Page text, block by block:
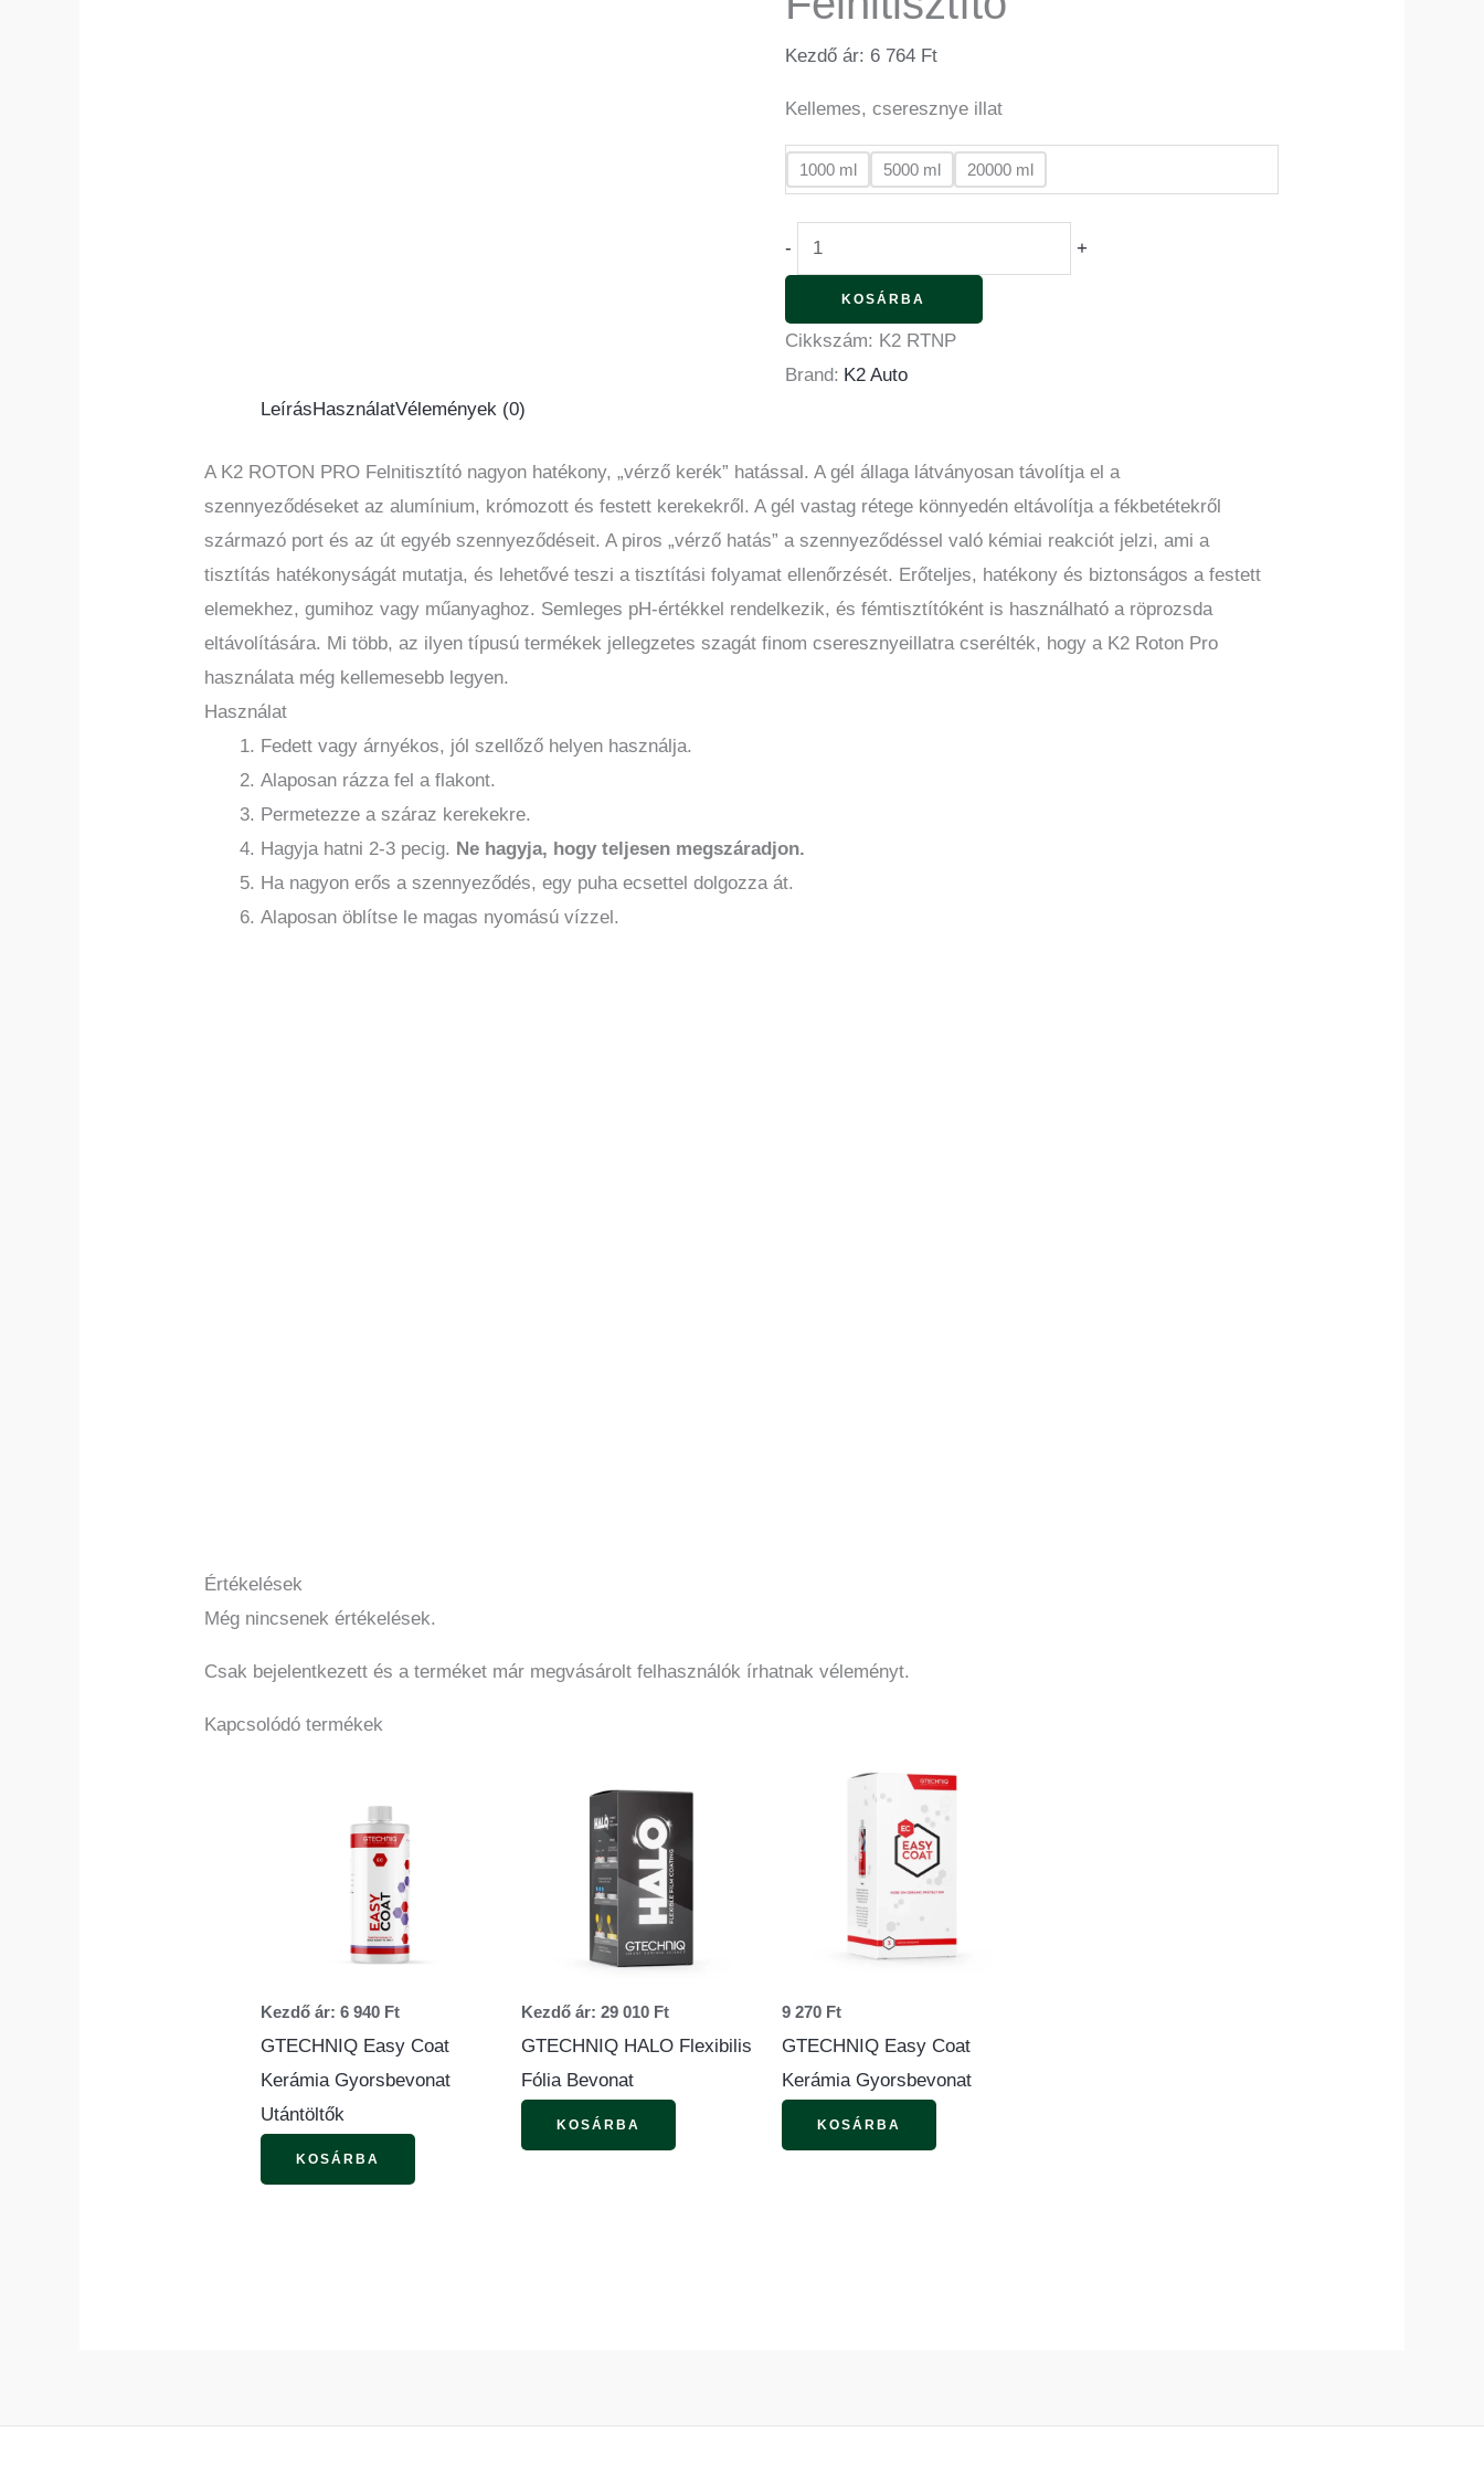
Kezdő ár: 6 764 Ft
Kellemes, cseresznye illat
1000 ml 5000 ml 20000 ml
- +
KOSÁRBA
Cikkszám: K2 RTNP
Brand: K2 Auto
LeírásHasználatVélemények (0)
A K2 ROTON PRO Felnitisztító nagyon hatékony, „vérző kerék” hatással. A gél állaga látványosan távolítja el a
szennyeződéseket az alumínium, krómozott és festett kerekekről. A gél vastag rétege könnyedén eltávolítja a fékbetétekről
származó port és az út egyéb szennyeződéseit. A piros „vérző hatás” a szennyeződéssel való kémiai reakciót jelzi, ami a
tisztítás hatékonyságát mutatja, és lehetővé teszi a tisztítási folyamat ellenőrzését. Erőteljes, hatékony és biztonságos a festett
elemekhez, gumihoz vagy műanyaghoz. Semleges pH-értékkel rendelkezik, és fémtisztítóként is használható a röprozsda
eltávolítására. Mi több, az ilyen típusú termékek jellegzetes szagát finom cseresznyeillatra cserélték, hogy a K2 Roton Pro
használata még kellemesebb legyen.
Használat
Fedett vagy árnyékos, jól szellőző helyen használja.
Alaposan rázza fel a flakont.
Permetezze a száraz kerekekre.
Hagyja hatni 2-3 pecig. Ne hagyja, hogy teljesen megszáradjon.
Ha nagyon erős a szennyeződés, egy puha ecsettel dolgozza át.
Alaposan öblítse le magas nyomású vízzel.
Értékelések
Még nincsenek értékelések.
Csak bejelentkezett és a terméket már megvásárolt felhasználók írhatnak véleményt.
Kapcsolódó termékek
Kezdő ár:6 940 Ft
GTECHNIQ Easy Coat
Kerámia Gyorsbevonat
Utántöltők
KOSÁRBA
A
ki
Kezdő ár: 29 010 Ft
GTECHNIQ HALO Flexibilis
Fólia Bevonat
KOSÁRBA
a
A
választhatók
9 270 Ft
GTECHNIQ Easy Coat
Kerámia Gyorsbevonat
KOSÁRBA